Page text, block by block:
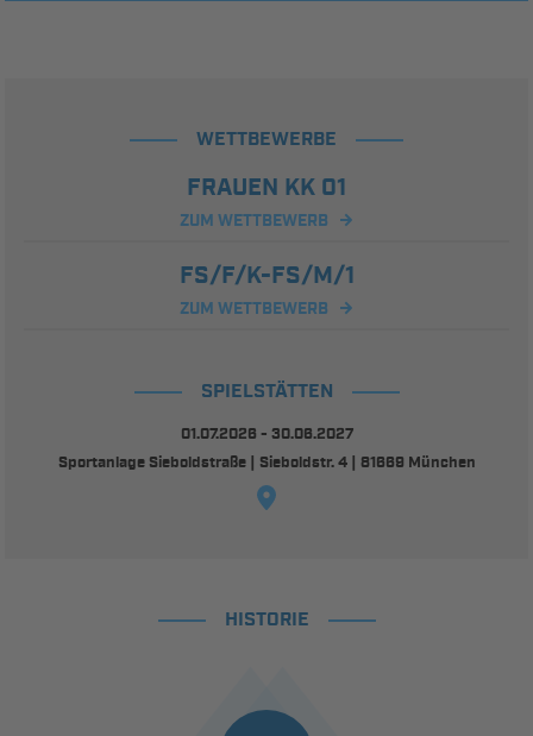
WETTBEWERBE
FRAUEN KK 01
ZUM WETTBEWERB
FS/F/K-FS/M/1
ZUM WETTBEWERB
SPIELSTÄTTEN
01.07.2026 - 30.06.2027
Sportanlage Sieboldstraße | Sieboldstr. 4 | 81669 München
HISTORIE